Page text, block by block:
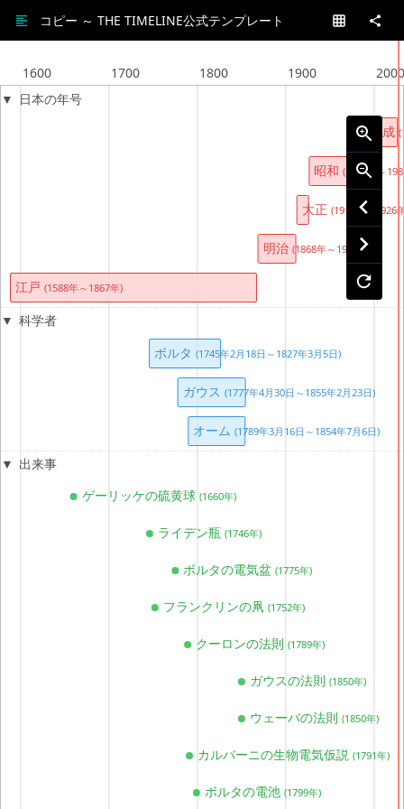
コピー ～ THE TIMELINE公式テンプレート
平成
昭和(1926年～
大正 (1912年～1926
明治 (1868年～1912年)
江戸 (1588年～1867年)
ボルタ(1745年2月18日～1827年3月5日)
ガウス (1777年4月30日～1855年2月23日)
オーム(1789年3月16日～1854年7月6日)
ゲーリッケの硫黄球 (1660年)
ライデン瓶 (1746年)
ボルタの電気盆(1775年)
フランクリンの凧 (1752年)
クーロンの法則(1789年)
ガウスの法則 (1850年)
ウェーバの法則 (1850年)
カルバーニの生物電気仮説(1791年)
ボルタの電池 (1799年)
日本の年号
科学者
出来事
1600 1700 1800 1900 2000